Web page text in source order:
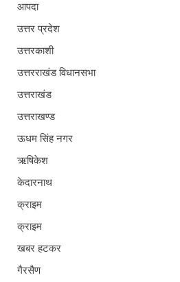
आपदा
उत्तर प्रदेश
उत्तरकाशी
उत्तरराखंड विधानसभा
उत्तराखंड
उत्तराखण्ड
ऊधम सिंह नगर
ऋषिकेश
केदारनाथ
क्राइम
क्राइम
खबर हटकर
गैरसैण